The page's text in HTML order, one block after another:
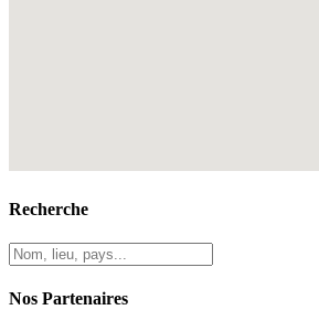
Recherche
Nos Partenaires